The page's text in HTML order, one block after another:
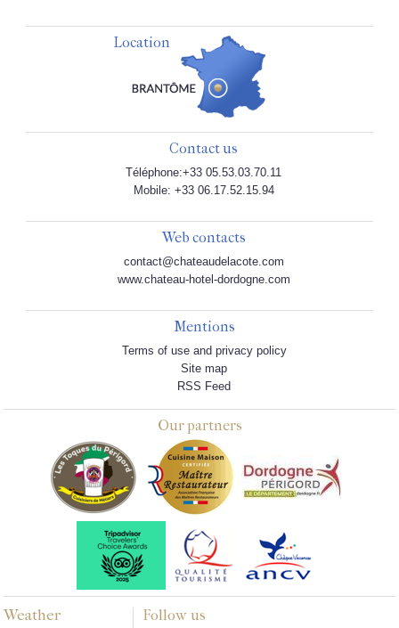
Location
Contact us
Téléphone:+33 05.53.03.70.11
Mobile: +33 06.17.52.15.94
Web contacts
contact@chateaudelacote.com
www.chateau-hotel-dordogne.com
Mentions
Terms of use and privacy policy
Site map
RSS Feed
Our partners
Weather Follow us